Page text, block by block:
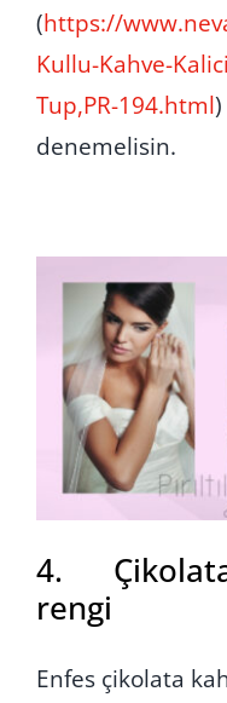
(https://
Kullu-Kahve-
Tup,PR-194.html
denemelisin.
4.
rengi
Enfes çikolata